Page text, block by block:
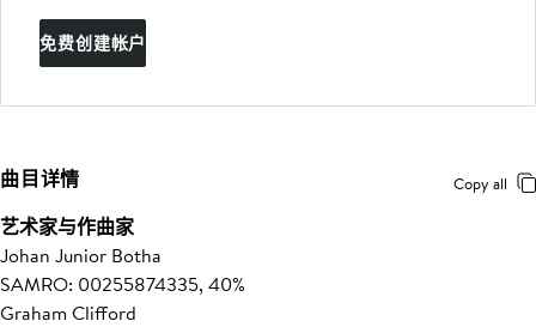
免费创建帐户
曲目详情 Copy all
艺术家与作曲家
Johan Junior Botha
SAMRO: 00255874335, 40%
Graham Clifford